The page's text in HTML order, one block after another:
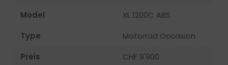
Model
XL 1200C ABS
Type
Motorrad Occasion
Preis
CHF 9'900